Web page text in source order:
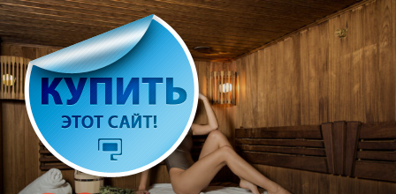
Перейти
к
содержимому